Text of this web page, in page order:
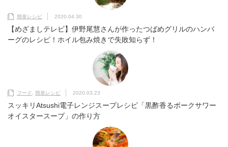
簡単レシピ 2020.04.30
【めざましテレビ】伊野尾慧さんが作ったつばめグリルのハンバ
ーグのレシピ！ホイル包み焼きで失敗知らず！
フード 簡単レシピ 2020.03.23
スッキリAtsushi電子レンジスープレシピ「黒酢香るポークサワー
オイスタースープ」の作り方